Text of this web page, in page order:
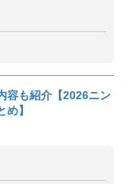
容も紹介【2026ニン
】